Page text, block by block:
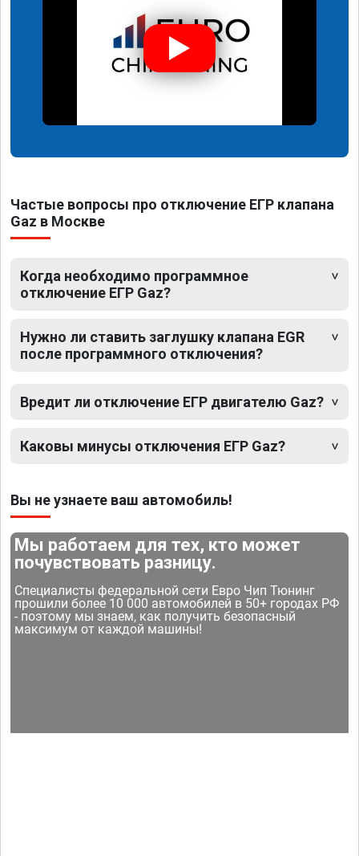
Частые вопросы про отключение ЕГР клапана
Gaz в Москве
Когда необходимо программное
отключение ЕГР Gaz?
Нужно ли ставить заглушку клапана EGR
после программного отключения?
Вредит ли отключение ЕГР двигателю Gaz?
Каковы минусы отключения ЕГР Gaz?
Вы не узнаете ваш автомобиль!
Мы работаем для тех, кто может
почувствовать разницу.
Специалисты федеральной сети Евро Чип Тюнинг
прошили более 10 000 автомобилей в 50+ городах РФ
- поэтому мы знаем, как получить безопасный
максимум от каждой машины!